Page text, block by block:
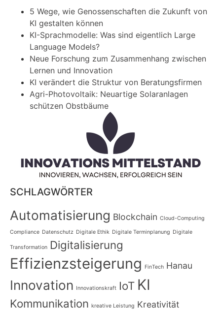
5 Wege, wie Genossenschaften die Zukunft von
KI gestalten können
KI-Sprachmodelle: Was sind eigentlich Large
Language Models?
Neue Forschung zum Zusammenhang zwischen
Lernen und Innovation
KI verändert die Struktur von Beratungsfirmen
Agri-Photovoltaik: Neuartige Solaranlagen
schützen Obstbäume
SCHLAGWÖRTER
Automatisierung Blockchain Cloud-Computing
Compliance Datenschutz Digitale Ethik Digitale Terminplanung Digitale
Transformation Digitalisierung
Effizienzsteigerung FinTech Hanau
Innovation Innovationskraft IoT KI
Kommunikation kreative Leistung Kreativität